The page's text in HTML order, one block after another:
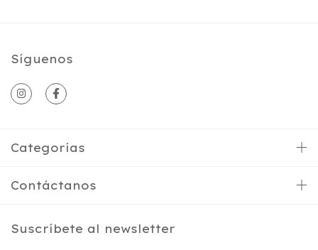
Síguenos
Categorías
Contáctanos
Suscríbete al newsletter